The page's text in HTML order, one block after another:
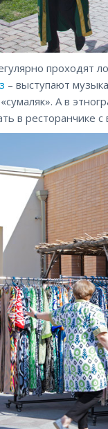
проходят
– выступают
А в
в ресторанчике